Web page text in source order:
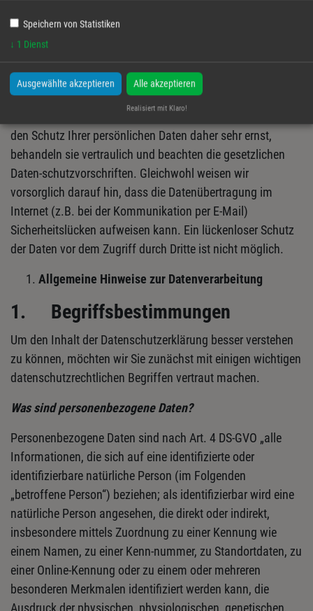
Mein Schwarzwaldhäusle GmbH
den Schutz Ihrer persönlichen Daten daher sehr ernst,
behandeln sie vertraulich und beachten die gesetzlichen
Daten-schutzvorschriften. Gleichwohl weisen wir
vorsorglich darauf hin, dass die Datenübertragung im
Internet (z.B. bei der Kommunikation per E-Mail)
Sicherheitslücken aufweisen kann. Ein lückenloser Schutz
der Daten vor dem Zugriff durch Dritte ist nicht möglich.
Allgemeine Hinweise zur Datenverarbeitung
1. Begriffsbestimmungen
Um den Inhalt der Datenschutzerklärung besser verstehen
zu können, möchten wir Sie zunächst mit einigen wichtigen
datenschutzrechtlichen Begriffen vertraut machen.
Was sind personenbezogene Daten?
Personenbezogene Daten sind nach Art. 4 DS-GVO „alle
Informationen, die sich auf eine identifizierte oder
identifizierbare natürliche Person (im Folgenden
„betroffene Person“) beziehen; als identifizierbar wird eine
natürliche Person angesehen, die direkt oder indirekt,
insbesondere mittels Zuordnung zu einer Kennung wie
einem Namen, zu einer Kenn-nummer, zu Standortdaten, zu
einer Online-Kennung oder zu einem oder mehreren
besonderen Merkmalen identifiziert werden kann, die
Ausdruck der physischen, physiologischen, genetischen,
Speichern von Statistiken
↓ 1 Dienst
Ausgewählte akzeptieren Alle akzeptieren
Realisiert mit Klaro!